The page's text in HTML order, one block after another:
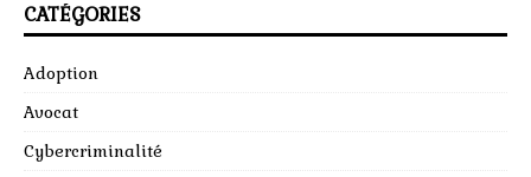
CATÉGORIES
Adoption
Avocat
Cybercriminalité